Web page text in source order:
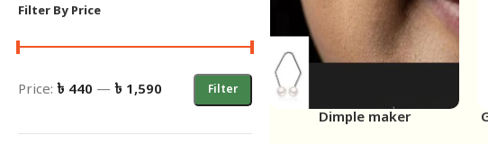
Filter By Price
Filter
Price: ৳ 440 — ৳ 1,590
Dimple maker